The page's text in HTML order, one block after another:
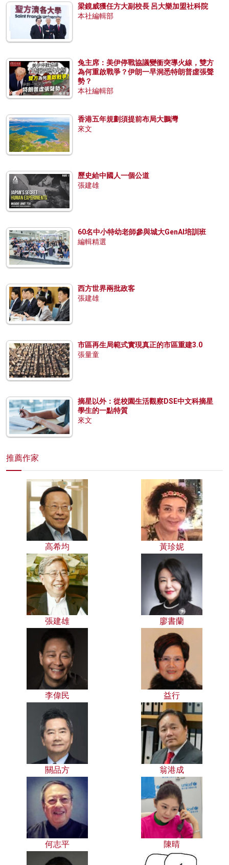
梁鏡威獲任方大副校長 呂大樂加盟社科院
本社編輯部
兔主席：美伊停戰協議變衝突導火線，雙方
為何重啟戰爭？伊朗一早洞悉特朗普虛張聲
勢？
本社編輯部
香港五年規劃須提前布局大鵬灣
來文
歷史給中國人一個公道
張建雄
60名中小特幼老師參與城大GenAI培訓班
編輯精選
西方世界兩批政客
張建雄
市區再生局範式實現真正的市區重建3.0
張量童
摘星以外：從校園生活觀察DSE中文科摘星
學生的一點特質
來文
推薦作家
高希均 黃珍妮
張建雄 廖書蘭
李偉民 益行
關品方 翁港成
何志平 陳晴